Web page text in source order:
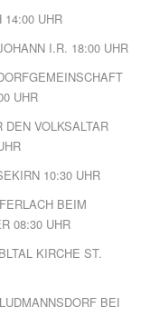
14:00 UHR
I.R. 18:00 UHR
UHR
VOLKSALTAR
10:30 UHR
BEIM
08:30 UHR
KIRCHE ST.
BEI